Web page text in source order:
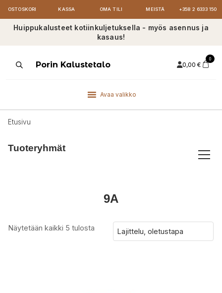
OSTOSKORI KASSA OMA TILI MEISTÄ +358 2 6333 150
Huippukalusteet kotiinkuljetuksella - myös asennus ja
kasaus!
ProductsPorin Kalustetalo 0,00 €
0
Avaa valikko
Etusivu
Tuoteryhmät
9A
Näytetään kaikki 5 tulosta